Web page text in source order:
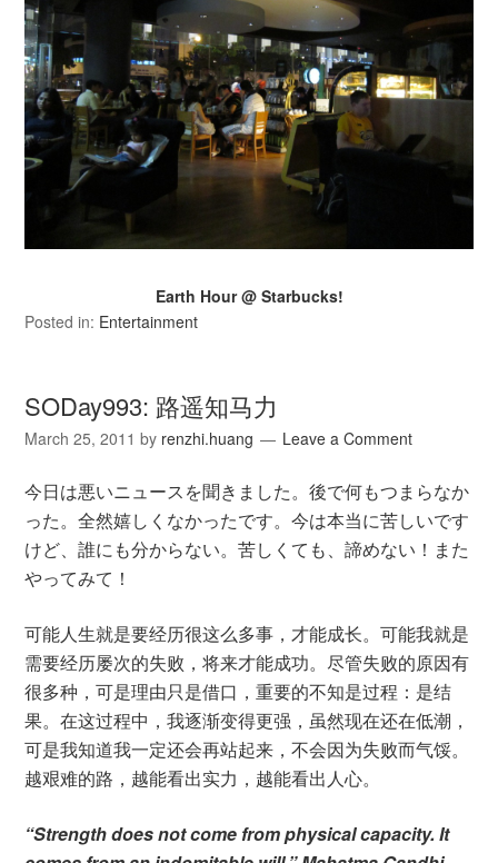
Earth Hour @ Starbucks!
Posted in: Entertainment
SODay993: 路遥知马力
March 25, 2011 by renzhi.huang Leave a Comment
今日は悪いニュースを聞きました。後で何もつまらなか
った。全然嬉しくなかったです。今は本当に苦しいです
けど、誰にも分からない。苦しくても、諦めない！また
やってみて！
可能人生就是要经历很这么多事，才能成长。可能我就是
需要经历屡次的失败，将来才能成功。尽管失败的原因有
很多种，可是理由只是借口，重要的不知是过程：是结
果。在这过程中，我逐渐变得更强，虽然现在还在低潮，
可是我知道我一定还会再站起来，不会因为失败而气馁。
越艰难的路，越能看出实力，越能看出人心。
“Strength does not come from physical capacity. It